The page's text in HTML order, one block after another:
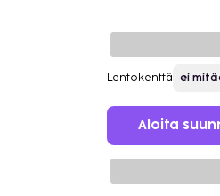
Lentokenttä
Aloita